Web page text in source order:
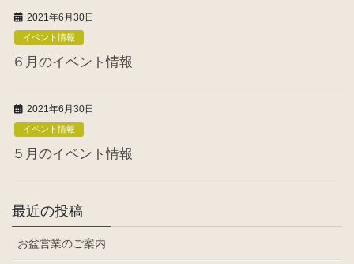
2021年6月30日
イベント情報
６月のイベント情報
2021年6月30日
イベント情報
５月のイベント情報
最近の投稿
お盆営業のご案内